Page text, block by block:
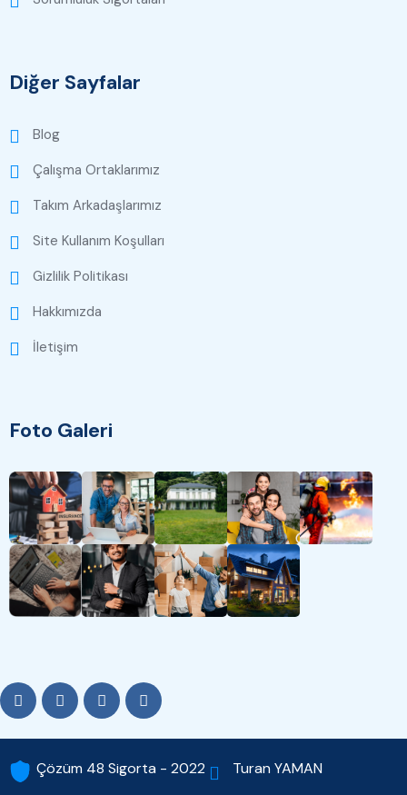
Diğer Sayfalar
Blog
Çalışma Ortaklarımız
Takım Arkadaşlarımız
Site Kullanım Koşulları
Gizlilik Politikası
Hakkımızda
İletişim
Foto Galeri
Çözüm 48 Sigorta - 2022 Turan YAMAN